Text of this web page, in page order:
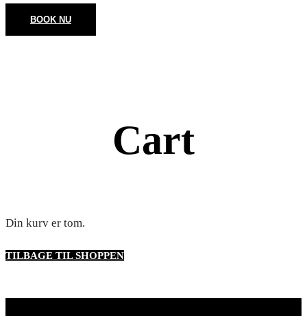
BOOK NU
Cart
Din kurv er tom.
TILBAGE TIL SHOPPEN